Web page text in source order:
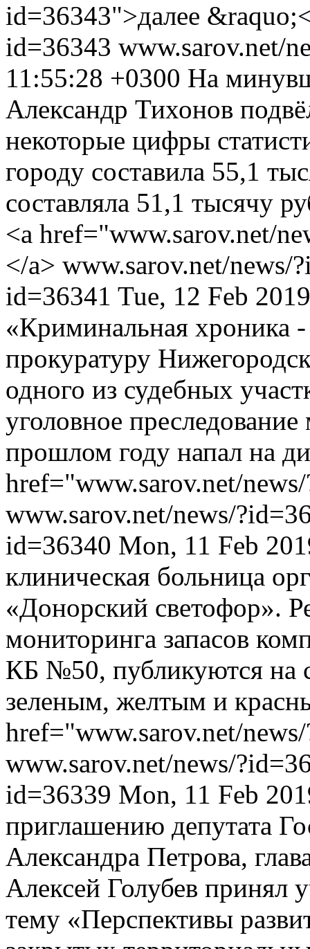
id=36343">далее
id=36343 www.sarov.net/
11:55:28 +0300 На
Александр Тихонов
некоторые цифры
городу составила 55,1
составляла 51,1 тысячу
<a href="www.sarov.net/
</a> www.sarov.net/news/
id=36341 Tue, 12 Feb
«Криминальная хроника
прокуратуру
одного из судебных
уголовное
прошлом году напал на
href="www.sarov.net/
www.sarov.net/news/
id=36340 Mon, 11 Feb
клиническая больница
«Донорский светофор».
мониторинга запасов
КБ №50, публикуются на
зеленым, желтым и
href="www.sarov.net/
www.sarov.net/news/
id=36339 Mon, 11 Feb
приглашению депутата
Александра Петрова,
Алексей Голубев принял
тему «Перспективы